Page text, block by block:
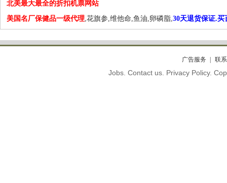
北美最大最全的折扣机票网站
美国名厂保健品一级代理,花旗参,维他命,鱼油,卵磷脂,30天退货保证.买
广告服务 联
Jobs. Contact us. Privacy Policy.